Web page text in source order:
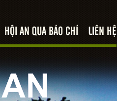
HỘI AN QUA BÁO CHÍ LIÊN HỆ